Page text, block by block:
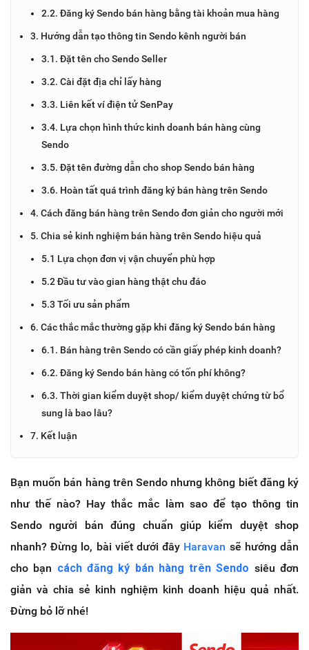
2.2. Đăng ký Sendo bán hàng bằng tài khoản mua hàng
3. Hướng dẫn tạo thông tin Sendo kênh người bán
3.1. Đặt tên cho Sendo Seller
3.2. Cài đặt địa chỉ lấy hàng
3.3. Liên kết ví điện tử SenPay
3.4. Lựa chọn hình thức kinh doanh bán hàng cùng
Sendo
3.5. Đặt tên đường dẫn cho shop Sendo bán hàng
3.6. Hoàn tất quá trình đăng ký bán hàng trên Sendo
4. Cách đăng bán hàng trên Sendo đơn giản cho người mới
5. Chia sẻ kinh nghiệm bán hàng trên Sendo hiệu quả
5.1 Lựa chọn đơn vị vận chuyển phù hợp
5.2 Đầu tư vào gian hàng thật chu đáo
5.3 Tối ưu sản phẩm
6. Các thắc mắc thường gặp khi đăng ký Sendo bán hàng
6.1. Bán hàng trên Sendo có cần giấy phép kinh doanh?
6.2. Đăng ký Sendo bán hàng có tốn phí không?
6.3. Thời gian kiểm duyệt shop/ kiểm duyệt chứng từ bổ
sung là bao lâu?
7. Kết luận
Bạn muốn bán hàng trên Sendo nhưng không biết đăng ký
như thế nào? Hay thắc mắc làm sao để tạo thông tin
Sendo người bán đúng chuẩn giúp kiểm duyệt shop
nhanh? Đừng lo, bài viết dưới đây Haravan sẽ hướng dẫn
cho bạn cách đăng ký bán hàng trên Sendo siêu đơn
giản và chia sẻ kinh nghiệm kinh doanh hiệu quả nhất.
Đừng bỏ lỡ nhé!